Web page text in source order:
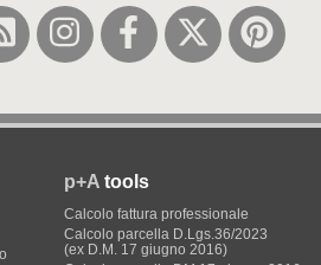
p+A tools
Calcolo fattura professionale
Calcolo parcella D.Lgs.36/2023
(ex D.M. 17 giugno 2016)